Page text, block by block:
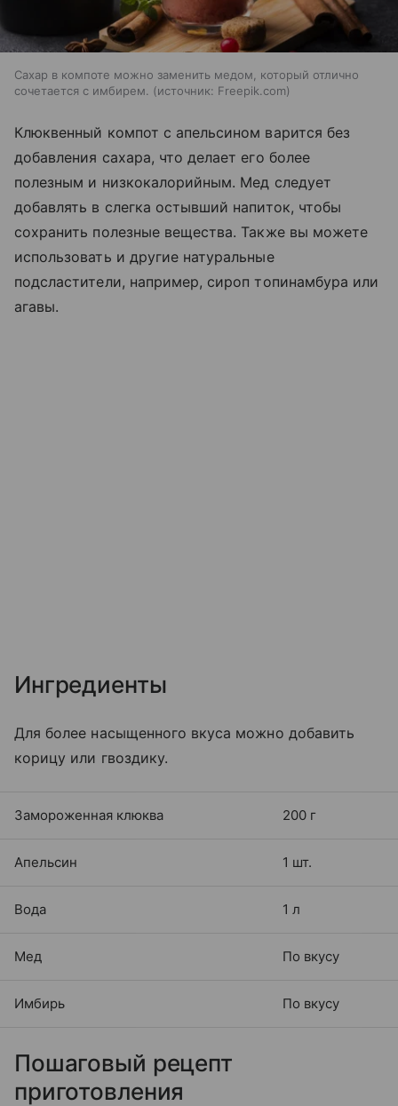
Сахар в компоте можно заменить медом, который отлично
сочетается с имбирем.
источник: Freepik.com
Клюквенный компот с апельсином варится без
добавления сахара, что делает его более
полезным и низкокалорийным. Мед следует
добавлять в слегка остывший напиток, чтобы
сохранить полезные вещества. Также вы можете
использовать и другие натуральные
подсластители, например, сироп топинамбура или
агавы.
Ингредиенты
Для более насыщенного вкуса можно добавить
корицу или гвоздику.
Замороженная клюква 200 г
Апельсин 1 шт.
Вода 1 л
Мед По вкусу
Имбирь По вкусу
Пошаговый рецепт
приготовления